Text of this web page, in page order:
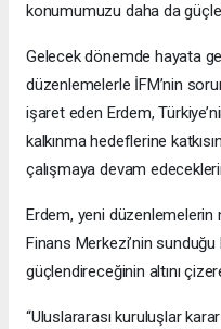
konumumuzu daha da
Gelecek dönemde hayata
düzenlemelerle İFM’nin
işaret eden Erdem,
kalkınma hedeflerine
çalışmaya devam
Erdem, yeni
Finans Merkezi’nin sunduğu
güçlendireceğinin altını
“Uluslararası kuruluşlar